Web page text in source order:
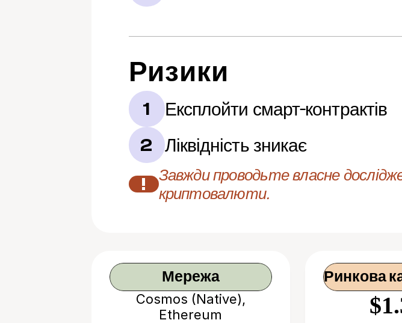
Ризики
1 Експлойти смарт-контрактів
2 Ліквідність зникає
!
Завжди проводьте власне
криптовалюти.
Мережа
Cosmos (Native),
Ethereum
Ринкова